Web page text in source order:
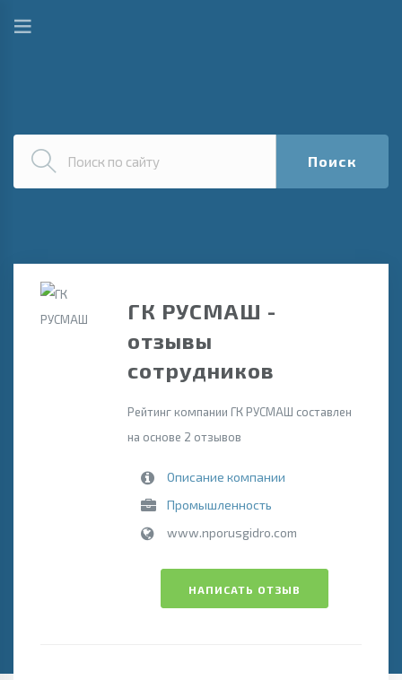
Поиск
ГК РУСМАШ -
отзывы
сотрудников
Рейтинг компании ГК РУСМАШ составлен
на основе 2 отзывов
Описание компании
Промышленность
www.nporusgidro.com
НАПИСАТЬ ОТЗЫВ